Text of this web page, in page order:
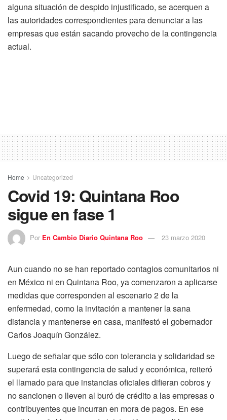
alguna situación de despido injustificado, se acerquen a
las autoridades correspondientes para denunciar a las
empresas que están sacando provecho de la contingencia
actual.
Home Uncategorized
Covid 19: Quintana Roo
sigue en fase 1
Por En Cambio Diario Quintana Roo 23 marzo 2020
Aun cuando no se han reportado contagios comunitarios ni
en México ni en Quintana Roo, ya comenzaron a aplicarse
medidas que corresponden al escenario 2 de la
enfermedad, como la invitación a mantener la sana
distancia y mantenerse en casa, manifestó el gobernador
Carlos Joaquín González.
Luego de señalar que sólo con tolerancia y solidaridad se
superará esta contingencia de salud y económica, reiteró
el llamado para que instancias oficiales difieran cobros y
no sancionen o lleven al buró de crédito a las empresas o
contribuyentes que incurran en mora de pagos. En ese